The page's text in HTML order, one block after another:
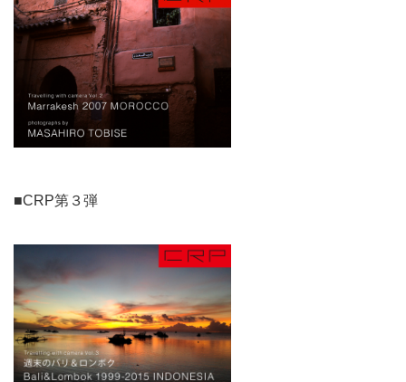
■CRP第３弾